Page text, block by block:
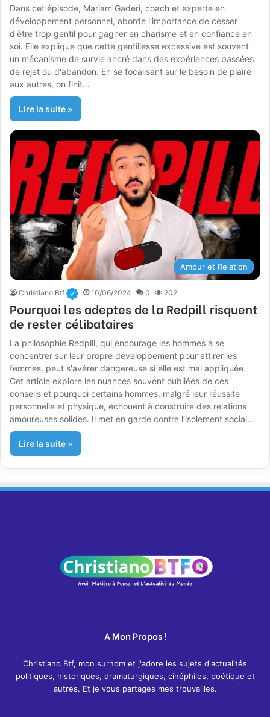
Dans cet épisode, Mariam Gaderi, coach et experte en
développement personnel, aborde l'importance de cesser
d'être trop gentil pour gagner en charisme et en confiance en
soi. Elle explique que cette gentillesse excessive est souvent
un mécanisme de survie ancré dans des expériences passées
de rejet ou d'abandon. En se focalisant sur le besoin de plaire
aux autres, on finit…
Lire la suite »
Amour et Relation
Christiano Btf 10/06/2024 0 202
Pourquoi les adeptes de la Redpill risquent
de rester célibataires
La philosophie Redpill, qui encourage les hommes à se
concentrer sur leur propre développement pour attirer les
femmes, peut s'avérer dangereuse si elle est mal appliquée.
Cet article explore les nuances souvent oubliées de ces
conseils et pourquoi certains hommes, malgré leur réussite
personnelle et physique, échouent à construire des relations
amoureuses solides. Il met en garde contre l’isolement social…
Lire la suite »
A Mon Propos !
Christiano Btf, mon surnom et j'adore les sujets d'actualités
politiques, historiques, dramaturgiques, cinéphiles, poétique et
autres. Et je vous partages mes trouvailles.